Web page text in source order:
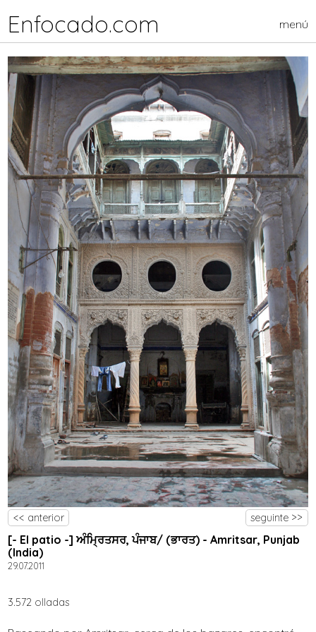
Enfocado.com menú
<< anterior seguinte >>
[- El patio -] ਅੰਮ੍ਰਿਤਸਰ, ਪੰਜਾਬ/ (ਭਾਰਤ) - Amritsar, Punjab
(India)
29.07.2011
3.572 olladas